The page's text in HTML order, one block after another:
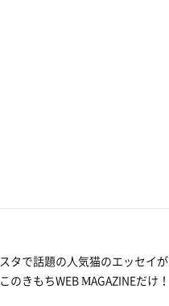
タで話題の人気猫のエッセイが
のきもちWEB MAGAZINEだけ！